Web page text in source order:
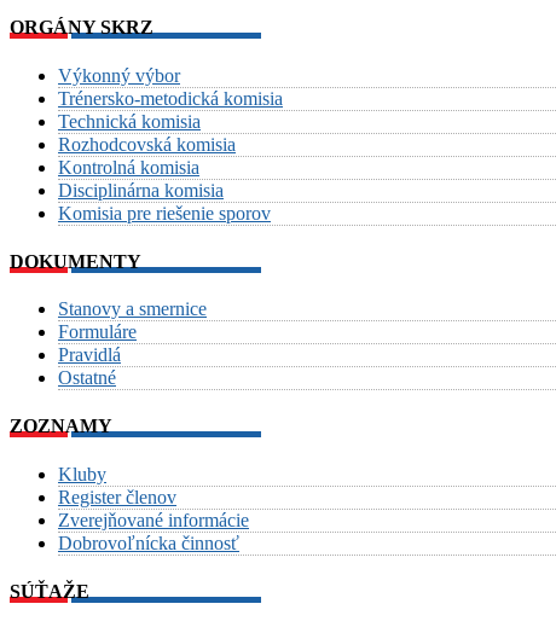
ORGÁNY SKRZ
Výkonný výbor
Trénersko-metodická komisia
Technická komisia
Rozhodcovská komisia
Kontrolná komisia
Disciplinárna komisia
Komisia pre riešenie sporov
DOKUMENTY
Stanovy a smernice
Formuláre
Pravidlá
Ostatné
ZOZNAMY
Kluby
Register členov
Zverejňované informácie
Dobrovoľnícka činnosť
SÚŤAŽE